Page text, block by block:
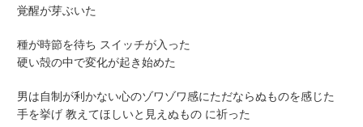
覚醒が芽ぶいた
種が時節を待ち スイッチが入った
硬い殻の中で変化が起き始めた
男は自制が利かない心のゾワゾワ感にただならぬものを感じた
手を挙げ 教えてほしいと見えぬもの に祈った